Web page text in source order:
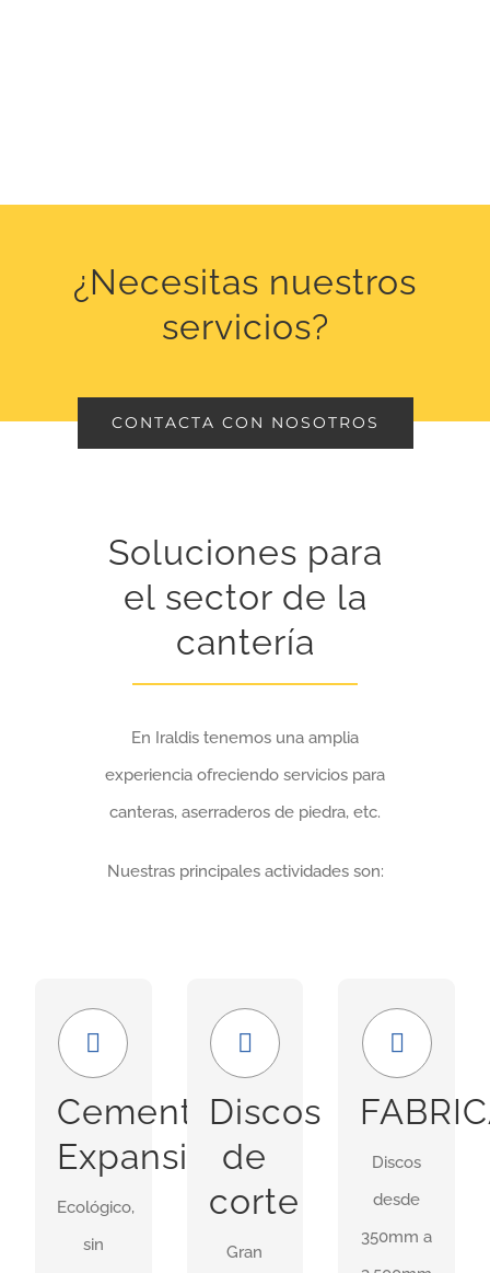
¿Necesitas nuestros
servicios?
CONTACTA CON NOSOTROS
Soluciones para
el sector de la
cantería
En Iraldis tenemos una amplia
experiencia ofreciendo servicios para
canteras, aserraderos de piedra, etc.
Nuestras principales actividades son:
Cemento
Expansivo
Ecológico,
sin
Económico
y
seguro
en
demoliciones
donde
Discos
de
corte
Gran
Amplia
gama
Nuestra
incluye
discos
para
Discos
desde
350mm a
GRAN
FORMATO
En
instalaciones
idsponemos
de